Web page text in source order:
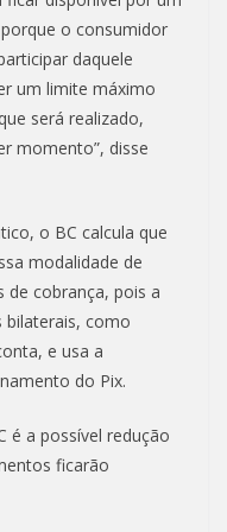
o consumidor
daquele
um limite máximo
será realizado,
momento”, disse
o BC calcula que
modalidade de
cobrança, pois a
bilaterais, como
e usa a
do Pix.
é a possível redução
ficarão